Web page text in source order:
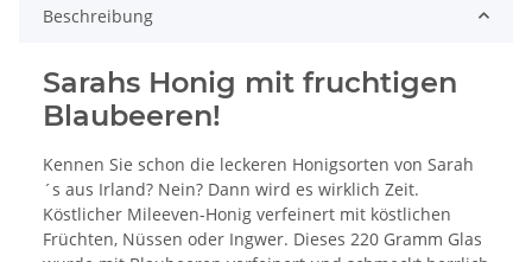
Beschreibung
Sarahs Honig mit fruchtigen
Blaubeeren!
Kennen Sie schon die leckeren Honigsorten von Sarah
´s aus Irland? Nein? Dann wird es wirklich Zeit.
Köstlicher Mileeven-Honig verfeinert mit köstlichen
Früchten, Nüssen oder Ingwer. Dieses 220 Gramm Glas